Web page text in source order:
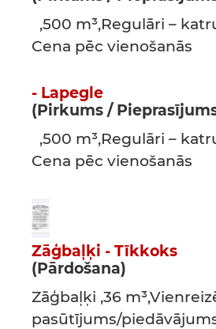
,500 m³,Regulāri –
Cena pēc vienošanās
- Lapegle
(Pirkums /
,500 m³,Regulāri –
Cena pēc vienošanās
Zāģbaļķi - Tīkkoks
(Pārdošana)
Zāģbaļķi ,36
pasūtījums/